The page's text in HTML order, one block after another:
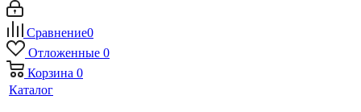
Сравнение0
Отложенные 0
Корзина 0
Каталог